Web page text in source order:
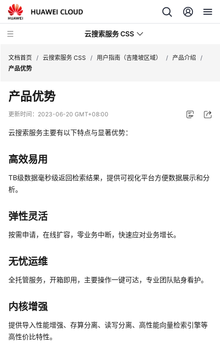
云搜索服务 CSS
最
动
务
品
绍
计
说
明
快
文档首页 / 云搜索服务 CSS / 用户指南（吉隆坡区域） / 产品介绍
/
产品优势
产品优势
更新时间： 2023-06-20 GMT+08:00
云搜索服务主要有以下特点与显著优势：
高效易用
TB级数据毫秒级返回检索结果，提供可视化平台方便数据展示和分
析。
弹性灵活
按需申请，在线扩容，零业务中断，快速应对业务增长。
无忧运维
全托管服务，开箱即用，主要操作一键可达，专业团队贴身看护。
内核增强
提供导入性能增强、存算分离、读写分离、高性能向量检索引擎等
高性价比特性。